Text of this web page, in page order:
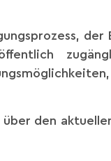
den